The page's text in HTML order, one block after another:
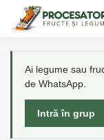
Ai legume sau
de WhatsApp.
Intră în grup